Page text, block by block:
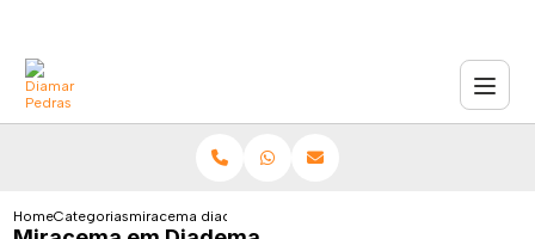
HomeCategoriasmiracema diadema